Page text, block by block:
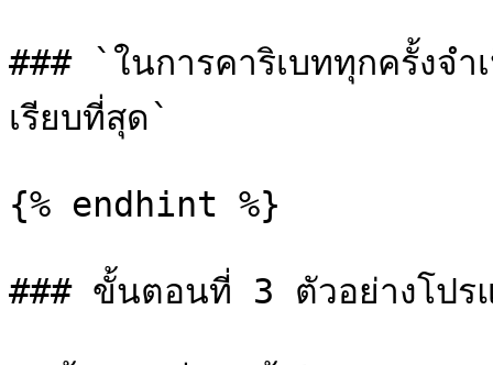
### `ในการคาริเบททุกครั้งจำ
เรียบที่สุด`
{% endhint %}
### ขั้นตอนที่ 3 ตัวอย่างโปร